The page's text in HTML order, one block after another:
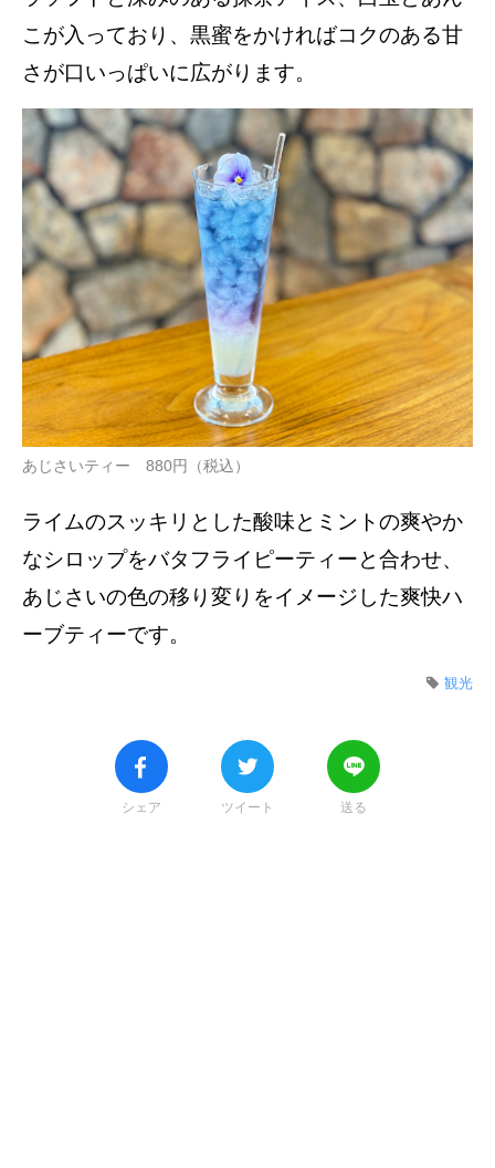
こが入っており、黒蜜をかければコクのある甘
さが口いっぱいに広がります。
あじさいティー 880円（税込）
ライムのスッキリとした酸味とミントの爽やか
なシロップをバタフライピーティーと合わせ、
あじさいの色の移り変りをイメージした爽快ハ
ーブティーです。
観光
シェア ツイート 送る